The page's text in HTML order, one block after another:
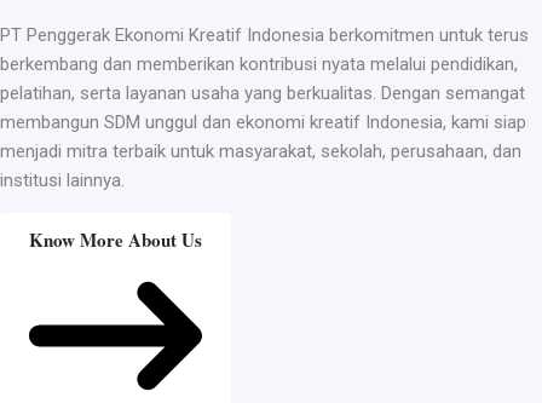
PT Penggerak Ekonomi Kreatif Indonesia berkomitmen untuk terus
berkembang dan memberikan kontribusi nyata melalui pendidikan,
pelatihan, serta layanan usaha yang berkualitas. Dengan semangat
membangun SDM unggul dan ekonomi kreatif Indonesia, kami siap
menjadi mitra terbaik untuk masyarakat, sekolah, perusahaan, dan
institusi lainnya.
Know More About Us